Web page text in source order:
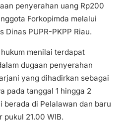
penyerahan uang Rp200
Forkopimda melalui
Dinas PUPR-PKPP Riau.
menilai terdapat
dugaan penyerahan
yang dihadirkan sebagai
pada tanggal 1 hingga 2
berada di Pelalawan dan baru
21.00 WIB.